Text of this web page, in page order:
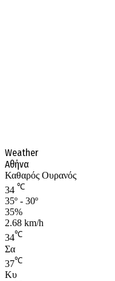
Weather
Αθήνα
Καθαρός Ουρανός
34 ℃
35º - 30º
35%
2.68 km/h
34℃
Σα
37℃
Κυ